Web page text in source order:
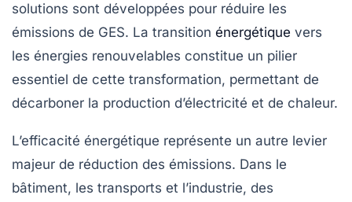
solutions sont développées pour réduire les
émissions de GES. La transition énergétique vers
les énergies renouvelables constitue un pilier
essentiel de cette transformation, permettant de
décarboner la production d’électricité et de chaleur.
L’efficacité énergétique représente un autre levier
majeur de réduction des émissions. Dans le
bâtiment, les transports et l’industrie, des